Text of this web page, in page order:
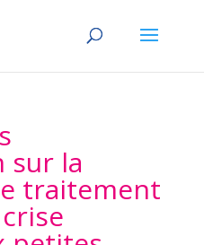
sur la
traitement